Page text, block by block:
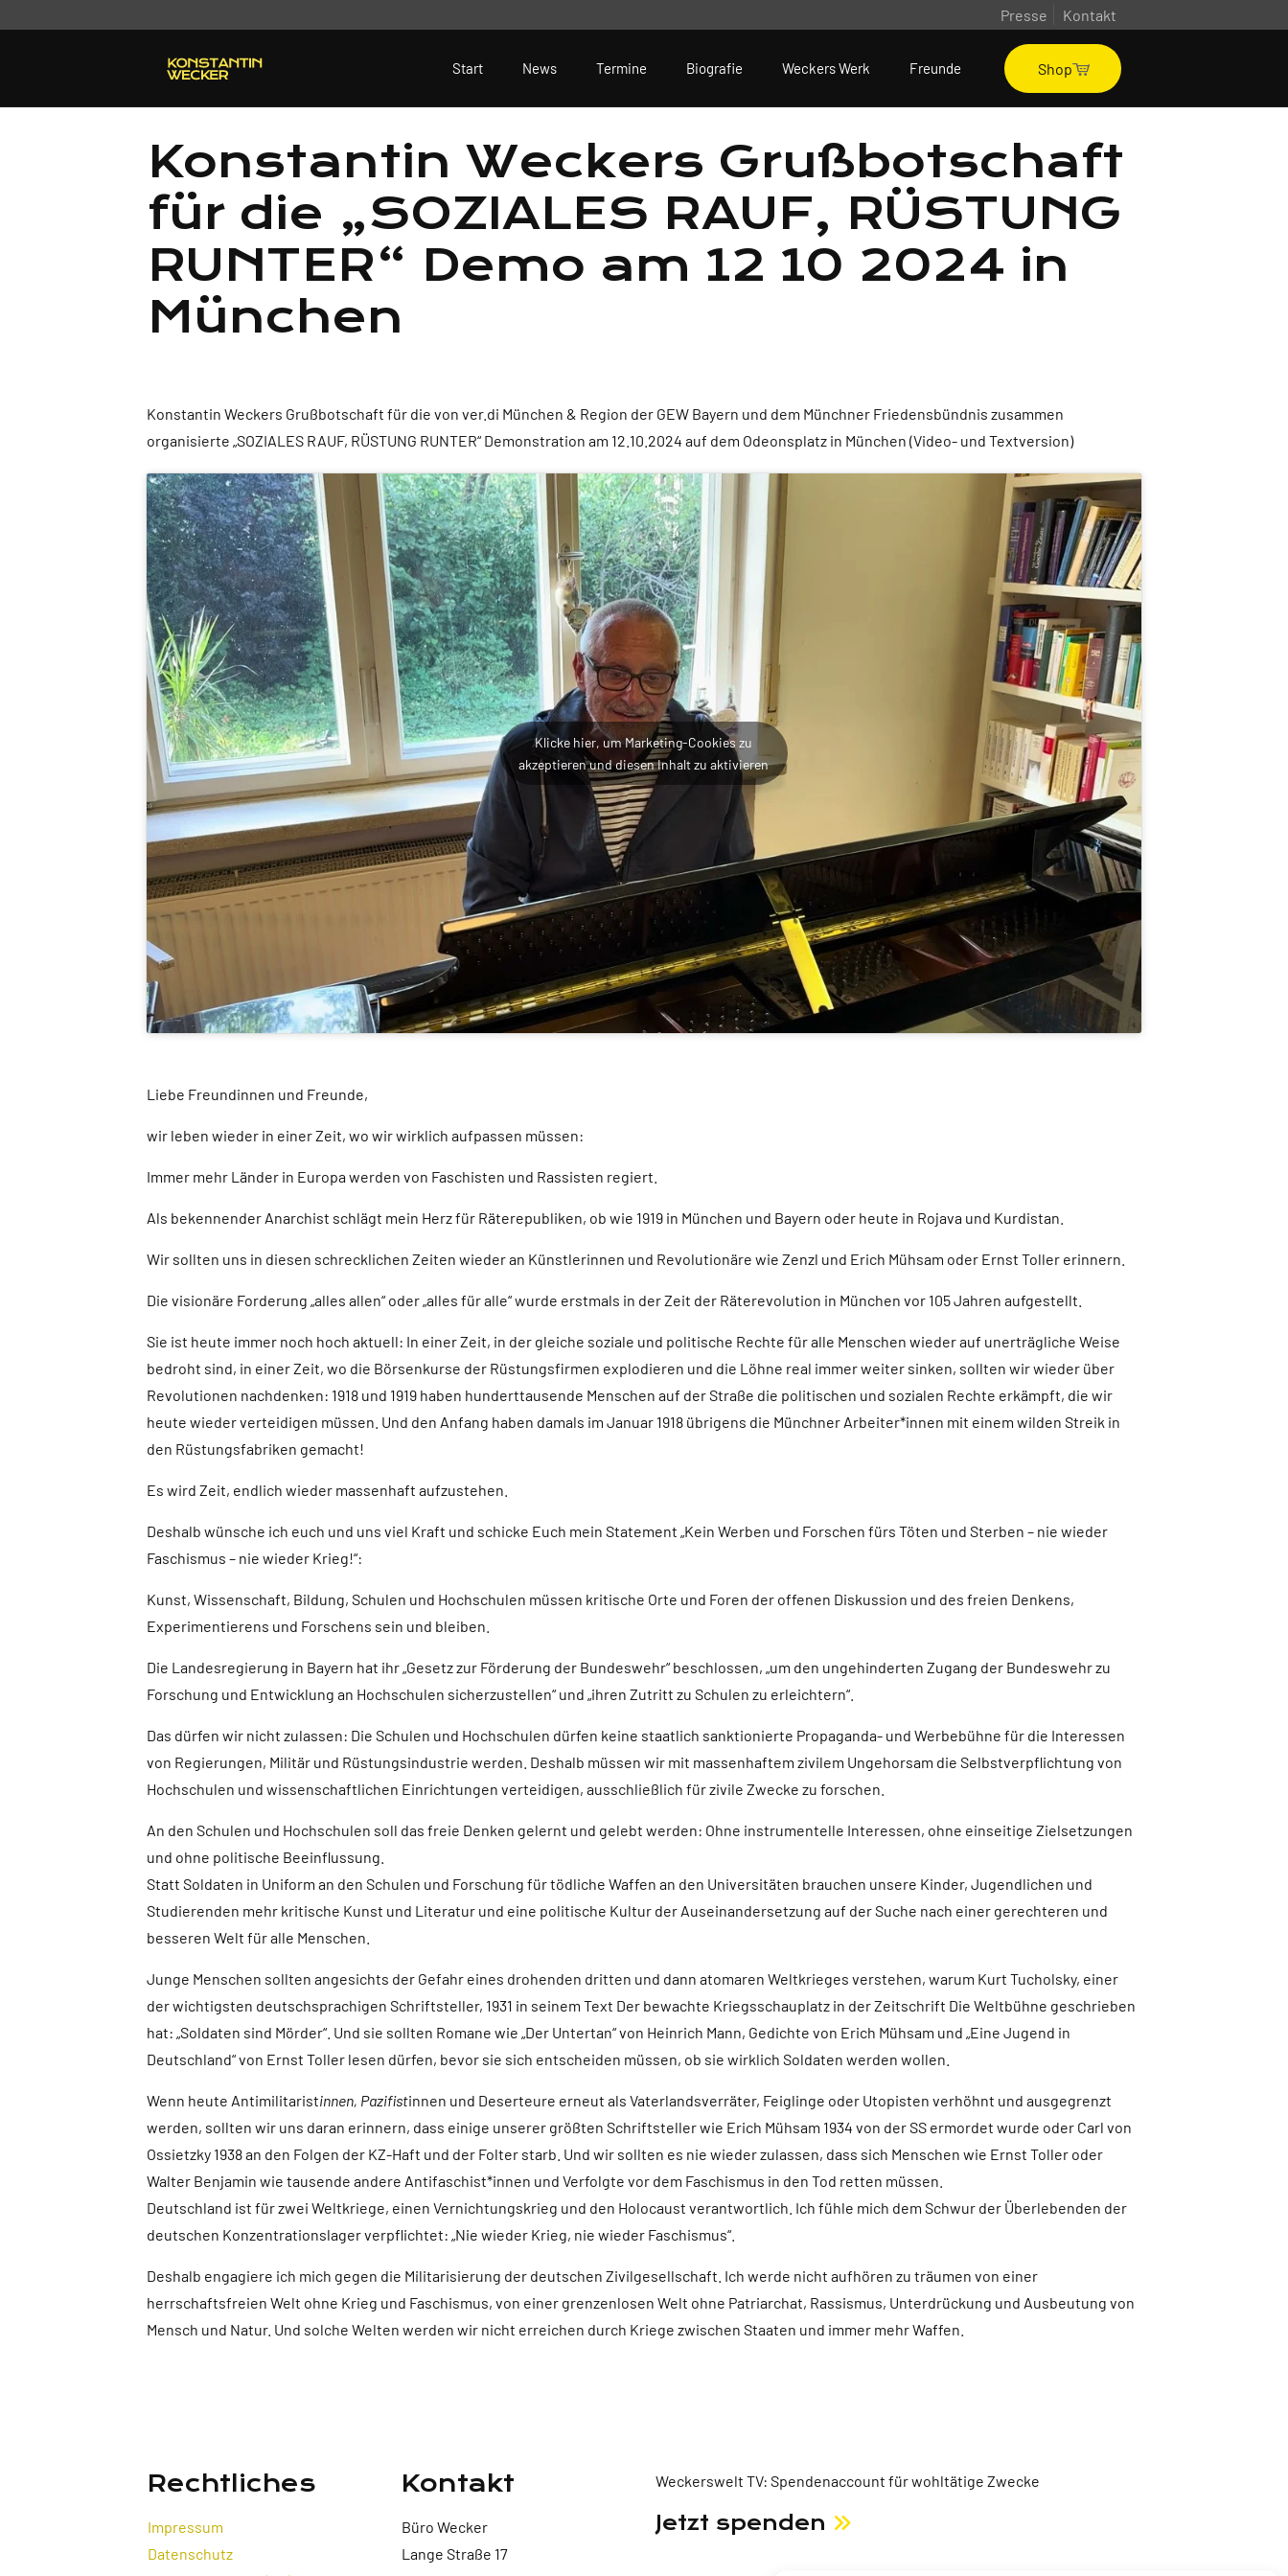
Presse Kontakt
Start News Termine Biografie Weckers Werk Freunde Shop
Konstantin Weckers Grußbotschaft
für die „SOZIALES RAUF, RÜSTUNG
RUNTER“ Demo am 12 10 2024 in
München
Konstantin Weckers Grußbotschaft für die von ver.di München & Region der GEW Bayern und dem Münchner Friedensbündnis zusammen
organisierte „SOZIALES RAUF, RÜSTUNG RUNTER“ Demonstration am 12.10.2024 auf dem Odeonsplatz in München (Video- und Textversion)
Klicke hier, um Marketing-Cookies zu
akzeptieren und diesen Inhalt zu aktivieren
Liebe Freundinnen und Freunde,
wir leben wieder in einer Zeit, wo wir wirklich aufpassen müssen:
Immer mehr Länder in Europa werden von Faschisten und Rassisten regiert.
Als bekennender Anarchist schlägt mein Herz für Räterepubliken, ob wie 1919 in München und Bayern oder heute in Rojava und Kurdistan.
Wir sollten uns in diesen schrecklichen Zeiten wieder an Künstlerinnen und Revolutionäre wie Zenzl und Erich Mühsam oder Ernst Toller erinnern.
Die visionäre Forderung „alles allen“ oder „alles für alle“ wurde erstmals in der Zeit der Räterevolution in München vor 105 Jahren aufgestellt.
Sie ist heute immer noch hoch aktuell: In einer Zeit, in der gleiche soziale und politische Rechte für alle Menschen wieder auf unerträgliche Weise
bedroht sind, in einer Zeit, wo die Börsenkurse der Rüstungsfirmen explodieren und die Löhne real immer weiter sinken, sollten wir wieder über
Revolutionen nachdenken: 1918 und 1919 haben hunderttausende Menschen auf der Straße die politischen und sozialen Rechte erkämpft, die wir
heute wieder verteidigen müssen. Und den Anfang haben damals im Januar 1918 übrigens die Münchner Arbeiter*innen mit einem wilden Streik in
den Rüstungsfabriken gemacht!
Es wird Zeit, endlich wieder massenhaft aufzustehen.
Deshalb wünsche ich euch und uns viel Kraft und schicke Euch mein Statement „Kein Werben und Forschen fürs Töten und Sterben – nie wieder
Faschismus – nie wieder Krieg!“:
Kunst, Wissenschaft, Bildung, Schulen und Hochschulen müssen kritische Orte und Foren der offenen Diskussion und des freien Denkens,
Experimentierens und Forschens sein und bleiben.
Die Landesregierung in Bayern hat ihr „Gesetz zur Förderung der Bundeswehr“ beschlossen, „um den ungehinderten Zugang der Bundeswehr zu
Forschung und Entwicklung an Hochschulen sicherzustellen“ und „ihren Zutritt zu Schulen zu erleichtern“.
Das dürfen wir nicht zulassen: Die Schulen und Hochschulen dürfen keine staatlich sanktionierte Propaganda- und Werbebühne für die Interessen
von Regierungen, Militär und Rüstungsindustrie werden. Deshalb müssen wir mit massenhaftem zivilem Ungehorsam die Selbstverpflichtung von
Hochschulen und wissenschaftlichen Einrichtungen verteidigen, ausschließlich für zivile Zwecke zu forschen.
An den Schulen und Hochschulen soll das freie Denken gelernt und gelebt werden: Ohne instrumentelle Interessen, ohne einseitige Zielsetzungen
und ohne politische Beeinflussung.
Statt Soldaten in Uniform an den Schulen und Forschung für tödliche Waffen an den Universitäten brauchen unsere Kinder, Jugendlichen und
Studierenden mehr kritische Kunst und Literatur und eine politische Kultur der Auseinandersetzung auf der Suche nach einer gerechteren und
besseren Welt für alle Menschen.
Junge Menschen sollten angesichts der Gefahr eines drohenden dritten und dann atomaren Weltkrieges verstehen, warum Kurt Tucholsky, einer
der wichtigsten deutschsprachigen Schriftsteller, 1931 in seinem Text Der bewachte Kriegsschauplatz in der Zeitschrift Die Weltbühne geschrieben
hat: „Soldaten sind Mörder“. Und sie sollten Romane wie „Der Untertan“ von Heinrich Mann, Gedichte von Erich Mühsam und „Eine Jugend in
Deutschland“ von Ernst Toller lesen dürfen, bevor sie sich entscheiden müssen, ob sie wirklich Soldaten werden wollen.
Wenn heute Antimilitaristinnen, Pazifistinnen und Deserteure erneut als Vaterlandsverräter, Feiglinge oder Utopisten verhöhnt und ausgegrenzt
werden, sollten wir uns daran erinnern, dass einige unserer größten Schriftsteller wie Erich Mühsam 1934 von der SS ermordet wurde oder Carl von
Ossietzky 1938 an den Folgen der KZ-Haft und der Folter starb. Und wir sollten es nie wieder zulassen, dass sich Menschen wie Ernst Toller oder
Walter Benjamin wie tausende andere Antifaschist*innen und Verfolgte vor dem Faschismus in den Tod retten müssen.
Deutschland ist für zwei Weltkriege, einen Vernichtungskrieg und den Holocaust verantwortlich. Ich fühle mich dem Schwur der Überlebenden der
deutschen Konzentrationslager verpflichtet: „Nie wieder Krieg, nie wieder Faschismus“.
Deshalb engagiere ich mich gegen die Militarisierung der deutschen Zivilgesellschaft. Ich werde nicht aufhören zu träumen von einer
herrschaftsfreien Welt ohne Krieg und Faschismus, von einer grenzenlosen Welt ohne Patriarchat, Rassismus, Unterdrückung und Ausbeutung von
Mensch und Natur. Und solche Welten werden wir nicht erreichen durch Kriege zwischen Staaten und immer mehr Waffen.
Rechtliches
Impressum
Datenschutz
Kontakt
Büro Wecker
Lange Straße 17
Weckerswelt TV: Spendenaccount für wohltätige Zwecke
Jetzt spenden